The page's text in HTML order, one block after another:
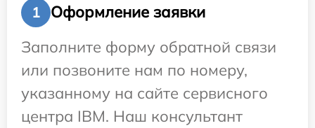
1
Оформление заявки
Заполните форму обратной связи
или позвоните нам по номеру,
указанному на сайте сервисного
центра IBM. Наш консультант